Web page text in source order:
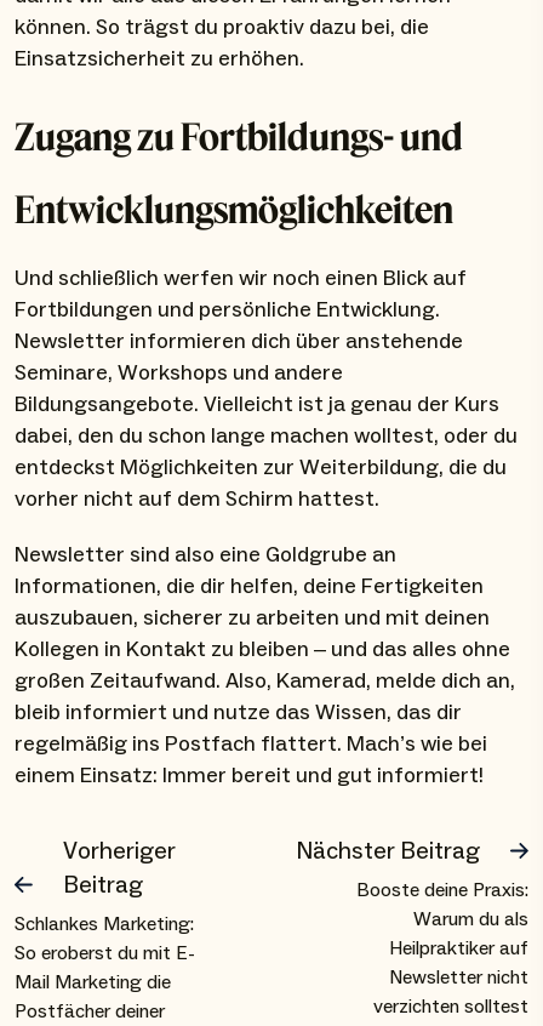
können. So trägst du proaktiv dazu bei, die
Einsatzsicherheit zu erhöhen.
Zugang zu Fortbildungs- und
Entwicklungsmöglichkeiten
Und schließlich werfen wir noch einen Blick auf
Fortbildungen und persönliche Entwicklung.
Newsletter informieren dich über anstehende
Seminare, Workshops und andere
Bildungsangebote. Vielleicht ist ja genau der Kurs
dabei, den du schon lange machen wolltest, oder du
entdeckst Möglichkeiten zur Weiterbildung, die du
vorher nicht auf dem Schirm hattest.
Newsletter sind also eine Goldgrube an
Informationen, die dir helfen, deine Fertigkeiten
auszubauen, sicherer zu arbeiten und mit deinen
Kollegen in Kontakt zu bleiben – und das alles ohne
großen Zeitaufwand. Also, Kamerad, melde dich an,
bleib informiert und nutze das Wissen, das dir
regelmäßig ins Postfach flattert. Mach’s wie bei
einem Einsatz: Immer bereit und gut informiert!
Vorheriger
Beitrag
Schlankes Marketing:
So eroberst du mit E-
Mail Marketing die
Postfächer deiner
Nächster Beitrag
Booste deine Praxis:
Warum du als
Heilpraktiker auf
Newsletter nicht
verzichten solltest